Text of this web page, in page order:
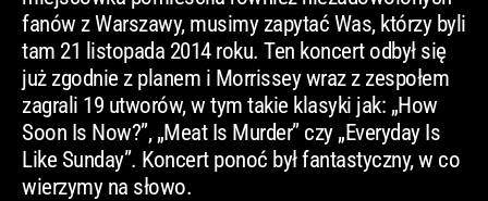
fanów z Warszawy, musimy zapytać Was, którzy byli
tam 21 listopada 2014 roku. Ten koncert odbył się
już zgodnie z planem i Morrissey wraz z zespołem
zagrali 19 utworów, w tym takie klasyki jak: „How
Soon Is Now?”, „Meat Is Murder” czy „Everyday Is
Like Sunday”. Koncert ponoć był fantastyczny, w co
wierzymy na słowo.